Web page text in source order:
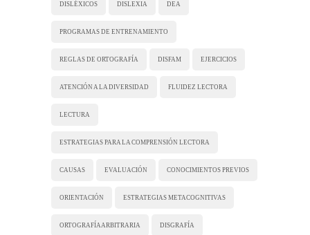
DISLÉXICOS DISLEXIA DEA
PROGRAMAS DE ENTRENAMIENTO
REGLAS DE ORTOGRAFÍA DISFAM EJERCICIOS
ATENCIÓN A LA DIVERSIDAD FLUIDEZ LECTORA
LECTURA
ESTRATEGIAS PARA LA COMPRENSIÓN LECTORA
CAUSAS EVALUACIÓN CONOCIMIENTOS PREVIOS
ORIENTACIÓN ESTRATEGIAS METACOGNITIVAS
ORTOGRAFÍA ARBITRARIA DISGRAFÍA